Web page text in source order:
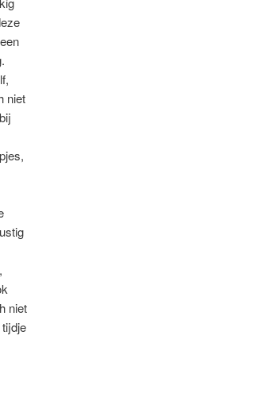
niet
niet